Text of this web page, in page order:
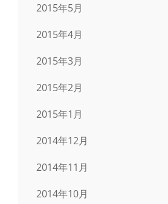
2015年5月
2015年4月
2015年3月
2015年2月
2015年1月
2014年12月
2014年11月
2014年10月